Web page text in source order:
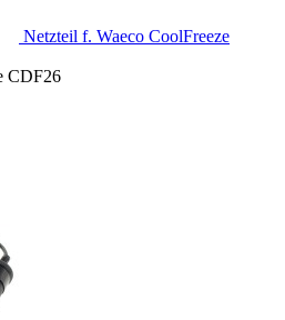
Netzteil f. Waeco CoolFreeze
CDF26